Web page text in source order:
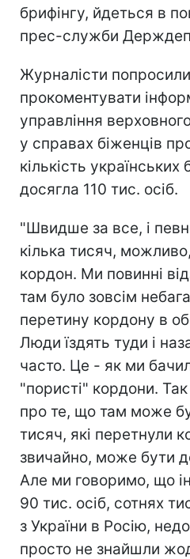
брифінгу, йдеться в
прес-служби
Журналісти попросили
прокоментувати
управління
у справах біженців
кількість українських
досягла 110 тис. осіб.
"Швидше за все, і
кілька тисяч,
кордон. Ми повинні
там було зовсім
перетину кордону в
Люди їздять туди і
часто. Це - як ми
"пористі" кордони.
про те, що там може
тисяч, які перетнули
звичайно, може бути
Але ми говоримо, що
90 тис. осіб, сотнях
з України в Росію,
просто не знайшли